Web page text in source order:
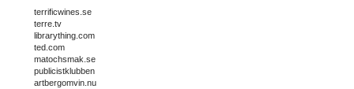
terrificwines.se
terre.tv
librarything.com
ted.com
matochsmak.se
publicistklubben
artbergomvin.nu